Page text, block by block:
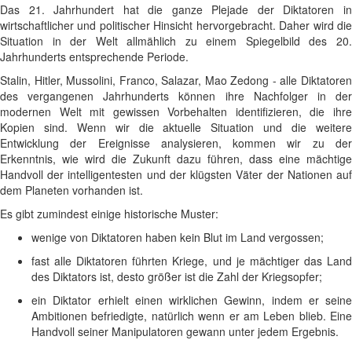
Das 21. Jahrhundert hat die ganze Plejade der Diktatoren in
wirtschaftlicher und politischer Hinsicht hervorgebracht. Daher wird die
Situation in der Welt allmählich zu einem Spiegelbild des 20.
Jahrhunderts entsprechende Periode.
Stalin, Hitler, Mussolini, Franco, Salazar, Mao Zedong - alle Diktatoren
des vergangenen Jahrhunderts können ihre Nachfolger in der
modernen Welt mit gewissen Vorbehalten identifizieren, die ihre
Kopien sind. Wenn wir die aktuelle Situation und die weitere
Entwicklung der Ereignisse analysieren, kommen wir zu der
Erkenntnis, wie wird die Zukunft dazu führen, dass eine mächtige
Handvoll der intelligentesten und der klügsten Väter der Nationen auf
dem Planeten vorhanden ist.
Es gibt zumindest einige historische Muster:
wenige von Diktatoren haben kein Blut im Land vergossen;
fast alle Diktatoren führten Kriege, und je mächtiger das Land
des Diktators ist, desto größer ist die Zahl der Kriegsopfer;
ein Diktator erhielt einen wirklichen Gewinn, indem er seine
Ambitionen befriedigte, natürlich wenn er am Leben blieb. Eine
Handvoll seiner Manipulatoren gewann unter jedem Ergebnis.